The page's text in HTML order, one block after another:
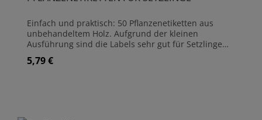
Einfach und praktisch: 50 Pflanzenetiketten aus
unbehandeltem Holz. Aufgrund der kleinen
Ausführung sind die Labels sehr gut für Setzlinge
geeignet. Die Pflanzenetiketten können mit Bleistift
oder Kugelschreiber beschriftet werden. Inhalt: 50
Regulärer Preis:
5,79 €